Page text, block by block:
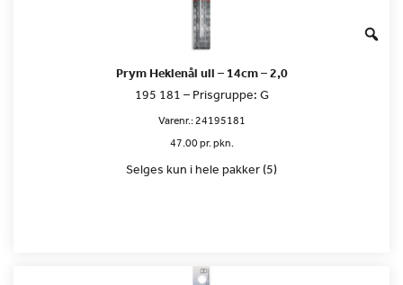
Prym Heklenål ull – 14cm – 2,0
195 181 – Prisgruppe: G
Varenr.:24195181
47.00 pr. pkn.
Selges kun i hele pakker (5)